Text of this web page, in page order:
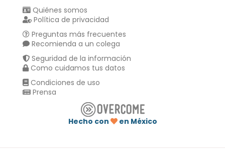
Quiénes somos
Política de privacidad
Preguntas más frecuentes
Recomienda a un colega
Seguridad de la información
Como cuidamos tus datos
Condiciones de uso
Prensa
Hecho con
en México